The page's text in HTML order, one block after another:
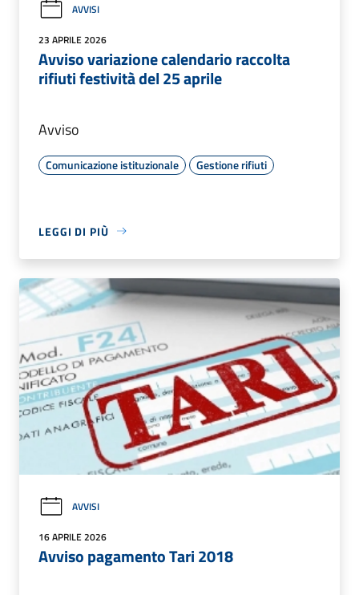
AVVISI
23 APRILE 2026
Avviso variazione calendario raccolta
rifiuti festività del 25 aprile
Avviso
Comunicazione istituzionale Gestione rifiuti
LEGGI DI PIÙ
AVVISI
16 APRILE 2026
Avviso pagamento Tari 2018